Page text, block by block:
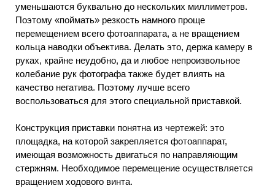
уменьшаются буквально до нескольких миллиметров.
Поэтому «поймать» резкость намного проще
перемещением всего фотоаппарата, а не вращением
кольца наводки объектива. Делать это, держа камеру в
руках, крайне неудобно, да и любое непроизвольное
колебание рук фотографа также будет влиять на
качество негатива. Поэтому лучше всего
воспользоваться для этого специальной приставкой.
Конструкция приставки понятна из чертежей: это
площадка, на которой закрепляется фотоаппарат,
имеющая возможность двигаться по направляющим
стержням. Необходимое перемещение осуществляется
вращением ходового винта.